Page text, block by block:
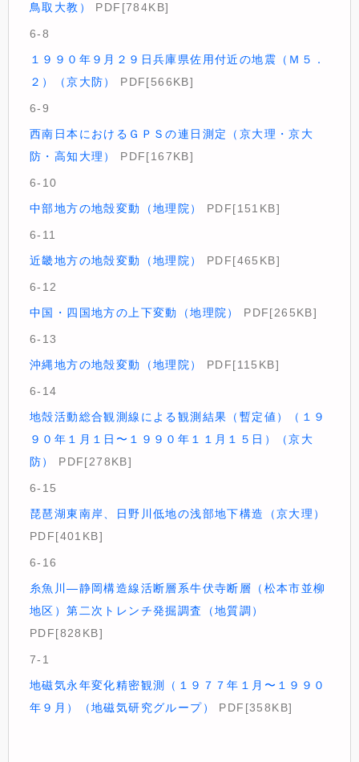
鳥取大教）
PDF[784KB]
6-8
１９９０年９月２９日兵庫県佐用付近の地震（Ｍ５．
２）（京大防）
PDF[566KB]
6-9
西南日本におけるＧＰＳの連日測定（京大理・京大
防・高知大理）
PDF[167KB]
6-10
中部地方の地殻変動（地理院）
PDF[151KB]
6-11
近畿地方の地殻変動（地理院）
PDF[465KB]
6-12
中国・四国地方の上下変動（地理院）
PDF[265KB]
6-13
沖縄地方の地殻変動（地理院）
PDF[115KB]
6-14
地殻活動総合観測線による観測結果（暫定値）（１９
９０年１月１日〜１９９０年１１月１５日）（京大
防）
PDF[278KB]
6-15
琵琶湖東南岸、日野川低地の浅部地下構造（京大理）
PDF[401KB]
6-16
糸魚川—静岡構造線活断層系牛伏寺断層（松本市並柳
地区）第二次トレンチ発掘調査（地質調）
PDF[828KB]
7-1
地磁気永年変化精密観測（１９７７年１月〜１９９０
年９月）（地磁気研究グループ）
PDF[358KB]